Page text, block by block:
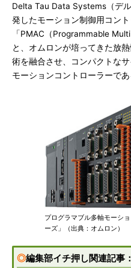
Delta Tau Data Systems（デ
発したモーション制御用コン
「PMAC（Programmable
と、オムロンが培ってきた放
術を融合させ、コンパクトな
モーションコントローラーであ
プログラマブル多軸モーシ
ーズ」（出典：オムロン）
◎編集部イチ押し関連記事：